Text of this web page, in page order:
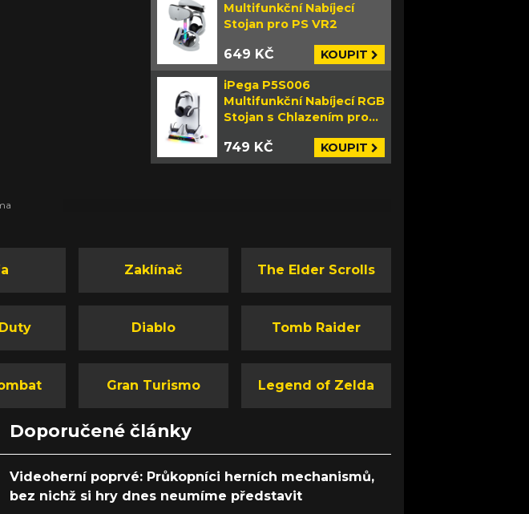
Multifunkční Nabíjecí
Stojan pro PS VR2
649 KČ KOUPIT
iPega P5S006
Multifunkční Nabíjecí RGB
Stojan s Chlazením pro
749 KČ KOUPIT
Zaklínač The Elder Scrolls
Diablo Tomb Raider
Gran Turismo Legend of Zelda
Doporučené články
Videoherní poprvé: Průkopníci herních mechanismů,
bez nichž si hry dnes neumíme představit